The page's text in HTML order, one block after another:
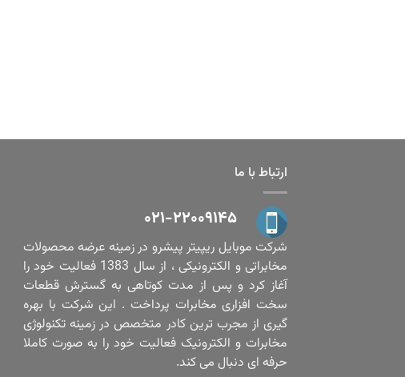
ارتباط با ما
۰۲۱-۲۲۰۰۹۱۴۵
شرکت موبایل ریپیتر پیشرو در زمینه عرضه محصولات
مخابراتی و الکترونیکی ، از سال 1383 فعالیت خود را
آغاز کرد و پس از مدت کوتاهی به گسترش قطعات
سخت افزاری مخابرات پرداخت . این شرکت با بهره
گیری از مجرب ترین کادر متخصص در زمینه تکنولوژی
مخابرات و الکترونیک فعالیت خود را به صورت کاملا
حرفه ای دنبال می کند.